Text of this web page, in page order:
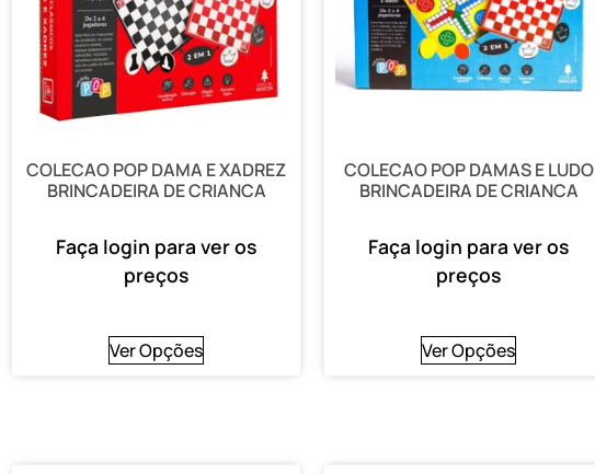
COLECAO POP DAMA E XADREZ
BRINCADEIRA DE CRIANCA
Faça login para ver os
preços
Ver Opções
COLECAO POP DAMAS E LUDO
BRINCADEIRA DE CRIANCA
Faça login para ver os
preços
Ver Opções